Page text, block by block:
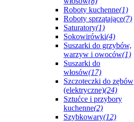
Roboty kuchenne(1)
Roboty sprzątające(7)
Saturatory(1)
Sokowirówki(4)
Suszarki do grzybów,
warzyw i owoców(1)
Suszarki do
włosów(17)
Szczoteczki do zębów
(elektryczne)(24)
Sztućce i przybory
kuchenne(2)
Szybkowary(12)